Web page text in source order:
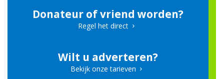
Donateur of vriend worden?
Regel het direct
Wilt u adverteren?
Bekijk onze tarieven